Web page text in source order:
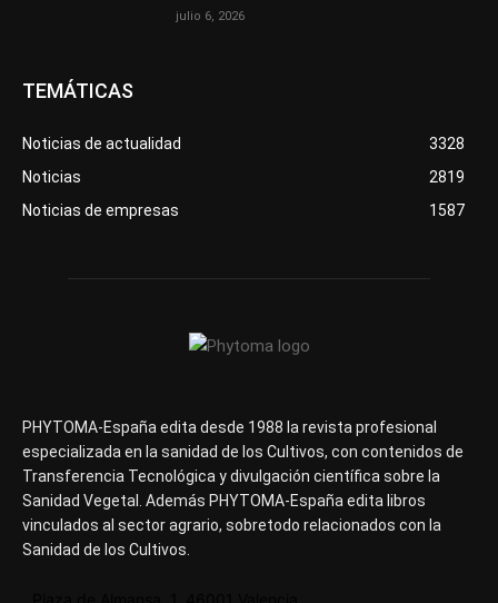
julio 6, 2026
TEMÁTICAS
Noticias de actualidad
3328
Noticias
2819
Noticias de empresas
1587
PHYTOMA-España edita desde 1988 la revista profesional
especializada en la sanidad de los Cultivos, con contenidos de
Transferencia Tecnológica y divulgación científica sobre la
Sanidad Vegetal. Además PHYTOMA-España edita libros
vinculados al sector agrario, sobretodo relacionados con la
Sanidad de los Cultivos.